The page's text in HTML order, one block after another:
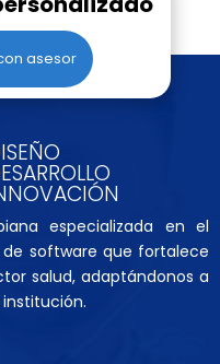
asesor
ISEÑO
ESARROLLO
especializada en el
de software que fortalece
salud, adaptándonos a